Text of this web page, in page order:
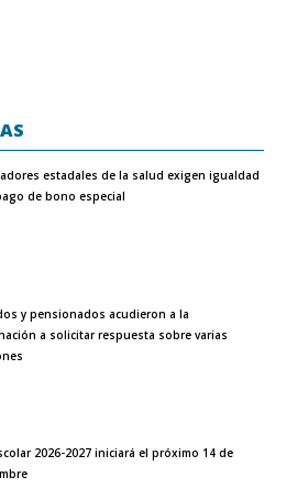
estadales de la salud exigen igualdad
de bono especial
y pensionados acudieron a la
a solicitar respuesta sobre varias
2026-2027 iniciará el próximo 14 de